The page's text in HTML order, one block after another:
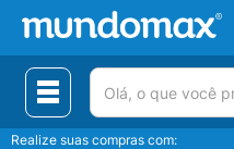
(pesquisar)
Realize suas compras com: